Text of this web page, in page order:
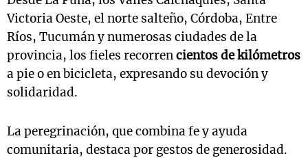
Victoria Oeste, el norte salteño, Córdoba, Entre
Ríos, Tucumán y numerosas ciudades de la
provincia, los fieles recorrencientos de kilómetros
a pie o en bicicleta, expresando su devoción y
solidaridad.
La peregrinación, que combina fe y ayuda
comunitaria, destaca por gestos de generosidad.